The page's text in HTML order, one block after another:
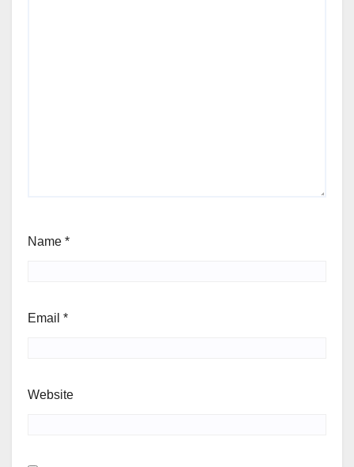
Name *
Email *
Website